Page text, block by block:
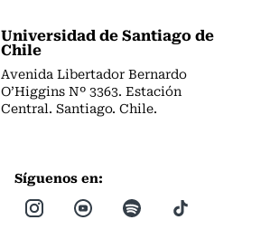
Universidad de Santiago de
Chile
Avenida Libertador Bernardo
O’Higgins Nº 3363. Estación
Central. Santiago. Chile.
Síguenos en: